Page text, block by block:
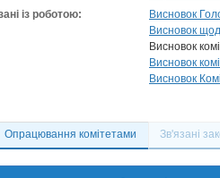
із роботою:
Висновок
Висновок
Висновок
Висновок
Висновок
Опрацювання комітетами Зв'язані